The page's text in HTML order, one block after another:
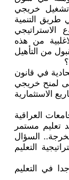
خريجي
طريق التنمية
من هذه
من التأهيل
في قانون
لمنح خريجي
الاستثمارية
العراقية
تعليم مستمر
السؤال
التعليم
في التعليم